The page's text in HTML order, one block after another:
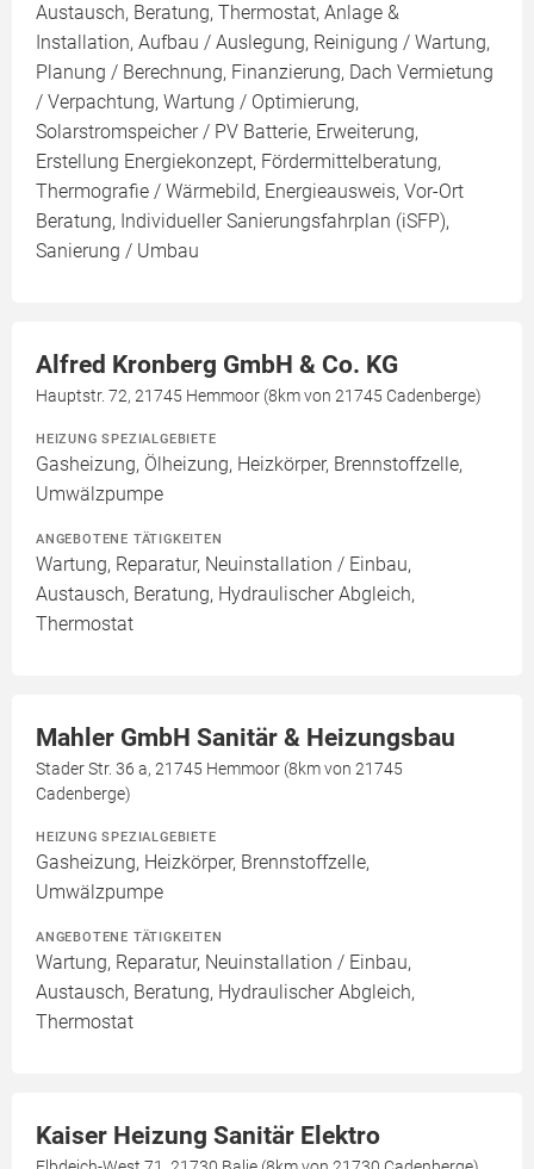
Austausch, Beratung, Thermostat, Anlage &
Installation, Aufbau / Auslegung, Reinigung / Wartung,
Planung / Berechnung, Finanzierung, Dach Vermietung
/ Verpachtung, Wartung / Optimierung,
Solarstromspeicher / PV Batterie, Erweiterung,
Erstellung Energiekonzept, Fördermittelberatung,
Thermografie / Wärmebild, Energieausweis, Vor-Ort
Beratung, Individueller Sanierungsfahrplan (iSFP),
Sanierung / Umbau
Alfred Kronberg GmbH & Co. KG
Hauptstr. 72, 21745 Hemmoor (8km von 21745 Cadenberge)
HEIZUNG SPEZIALGEBIETE
Gasheizung, Ölheizung, Heizkörper, Brennstoffzelle,
Umwälzpumpe
ANGEBOTENE TÄTIGKEITEN
Wartung, Reparatur, Neuinstallation / Einbau,
Austausch, Beratung, Hydraulischer Abgleich,
Thermostat
Mahler GmbH Sanitär & Heizungsbau
Stader Str. 36 a, 21745 Hemmoor (8km von 21745
Cadenberge)
HEIZUNG SPEZIALGEBIETE
Gasheizung, Heizkörper, Brennstoffzelle,
Umwälzpumpe
ANGEBOTENE TÄTIGKEITEN
Wartung, Reparatur, Neuinstallation / Einbau,
Austausch, Beratung, Hydraulischer Abgleich,
Thermostat
Kaiser Heizung Sanitär Elektro